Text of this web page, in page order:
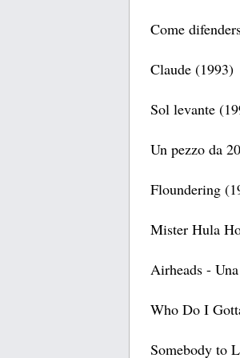
Come
Claude (1993)
Sol levante
Un pezzo da
Floundering
Mister Hula
Airheads -
Who Do I
Somebody to